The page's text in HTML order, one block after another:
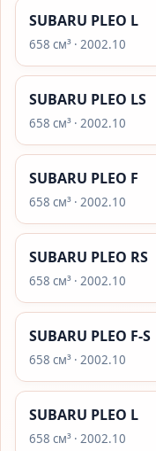
SUBARU PLEO L
658 см³ · 2002.10
SUBARU PLEO LS
658 см³ · 2002.10
SUBARU PLEO F
658 см³ · 2002.10
SUBARU PLEO RS
658 см³ · 2002.10
SUBARU PLEO F-S
658 см³ · 2002.10
SUBARU PLEO L
658 см³ · 2002.10